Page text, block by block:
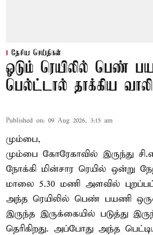
தேசிய செய்திகள்
ஓடும் ரெயிலில் பெண்
பெல்ட்டால் தாக்கிய
Published on: 09 Aug 2026, 3:15 am
மும்பை,
மும்பை கோரேகாவில் இருந்து
நோக்கி மின்சார ரெயில் ஒன்று
மாலை 5.30 மணி அளவில்
அந்த ரெயிலில் பெண் பயணி
இருந்த இருக்கையில் படுத்து
தெரிகிறது. அப்போது அந்த